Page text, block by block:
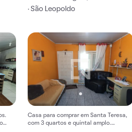
· São Leopoldo
Casa para comprar em Santa Teresa,
com 3 quartos e quintal amplo.